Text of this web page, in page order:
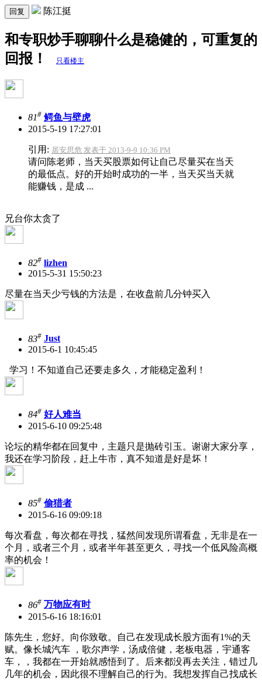
回复 陈江挺
和专职炒手聊聊什么是稳健的，可重复的
回报！
只看楼主
81# 鳄鱼与壁虎
2015-5-19 17:27:01
引用: 居安思危 发表于 2013-9-9 10:36 PM
请问陈老师，当天买股票如何让自己尽量买在当天
的最低点。好的开始时成功的一半，当天买当天就
能赚钱，是成 ...
兄台你太贪了
82# lizhen
2015-5-31 15:50:23
尽量在当天少亏钱的方法是，在收盘前几分钟买入
83# Just
2015-6-1 10:45:45
学习！不知道自己还要走多久，才能稳定盈利！
84# 好人难当
2015-6-10 09:25:48
论坛的精华都在回复中，主题只是抛砖引玉。谢谢大家分享，
我还在学习阶段，赶上牛市，真不知道是好是坏！
85# 偷猎者
2015-6-16 09:09:18
每次看盘，每次都在寻找，猛然间发现所谓看盘，无非是在一
个月，或者三个月，或者半年甚至更久，寻找一个低风险高概
率的机会！
86# 万物应有时
2015-6-16 18:16:01
陈先生，您好。向你致敬。自己在发现成长股方面有1%的天
赋。像长城汽车 ，歌尔声学，汤成倍健，老板电器，宇通客
车，，我都在一开始就感悟到了。后来都没再去关注，错过几
几年的机会，因此很不理解自己的行为。我想发挥自己找成长